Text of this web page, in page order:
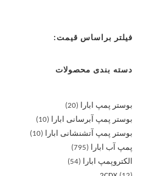
فیلتر براساس قیمت:
دسته بندی محصولات
بوستر پمپ ابارا
20
بوستر پمپ آبرسانی ابارا
10
بوستر پمپ آتشنشانی ابارا
10
پمپ آب ابارا
795
الکتروپمپ ابارا
54